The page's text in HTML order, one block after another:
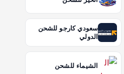
سعودي كارجو للشحن
الدولي
الشيماء للشحن